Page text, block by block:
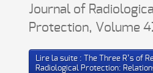
Journal of
Protection, Volume
Lire la suite : The Three R’s of
Radiological Protection: